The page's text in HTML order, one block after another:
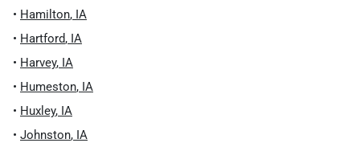
• Hamilton, IA
• Hartford, IA
• Harvey, IA
• Humeston, IA
• Huxley, IA
• Johnston, IA